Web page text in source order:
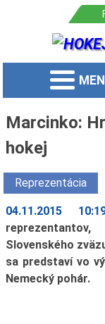
Marcinko:
hokej
Reprezentácia
04.11.2015
Slovenského
sa predstaví vo
Nemecký pohár.